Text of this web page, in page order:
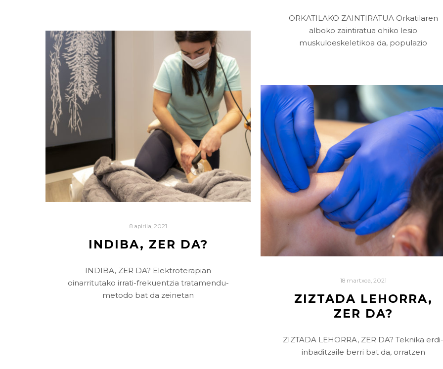
ORKATILAKO ZAINTIRATUA Orkatilaren
alboko zaintiratua ohiko lesio
muskuloeskeletikoa da, populazio
8 apirila, 2021
INDIBA, ZER DA?
INDIBA, ZER DA? Elektroterapian
oinarritutako irrati-frekuentzia tratamendu-
metodo bat da zeinetan
18 martxoa, 2021
ZIZTADA LEHORRA,
ZER DA?
ZIZTADA LEHORRA, ZER DA? Teknika erdi-
inbaditzaile berri bat da, orratzen